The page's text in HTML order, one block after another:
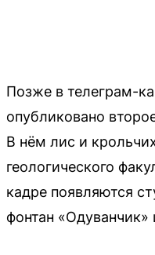
Позже в телеграм-
опубликовано
В нём лис и
геологического
кадре появляются
фонтан